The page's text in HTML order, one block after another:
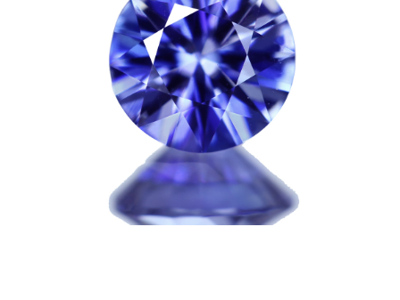
ご注文手続き
カートを見る
お買い物を続ける